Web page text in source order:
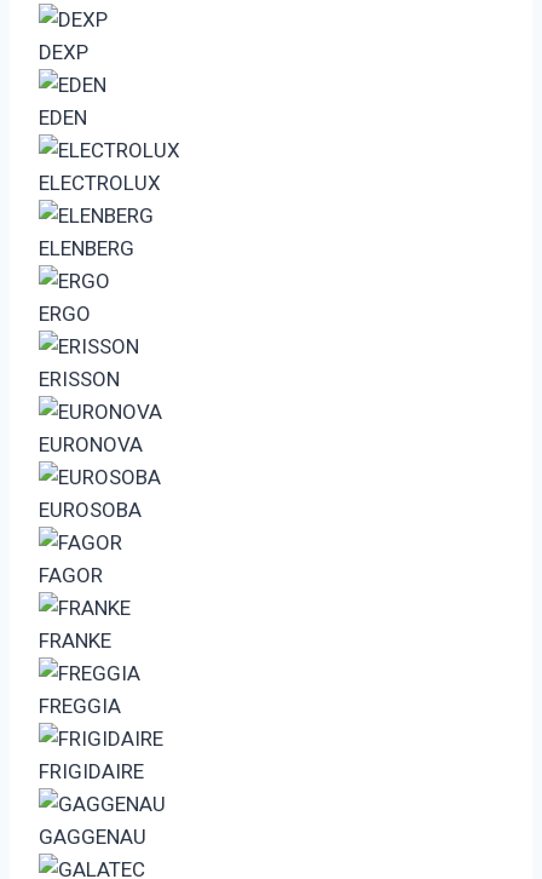
DEXP
EDEN
ELECTROLUX
ELENBERG
ERGO
ERISSON
EURONOVA
EUROSOBA
FAGOR
FRANKE
FREGGIA
FRIGIDAIRE
GAGGENAU